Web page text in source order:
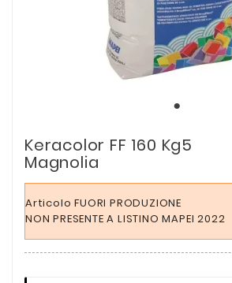
Keracolor FF 160 Kg5
Magnolia
Articolo FUORI PRODUZIONE
NON PRESENTE A LISTINO MAPEI 2022